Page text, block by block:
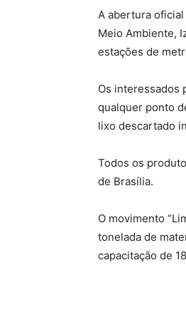
A abertura oficial
Meio Ambiente,
estações de
Os interessados
qualquer ponto
lixo descartado
Todos os
de Brasília.
O movimento
tonelada de
capacitação de